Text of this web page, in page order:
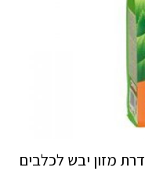
מזון יבש לכלבים